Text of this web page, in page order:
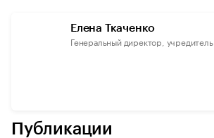
Елена Ткаченко
Генеральный директор,
Публикации